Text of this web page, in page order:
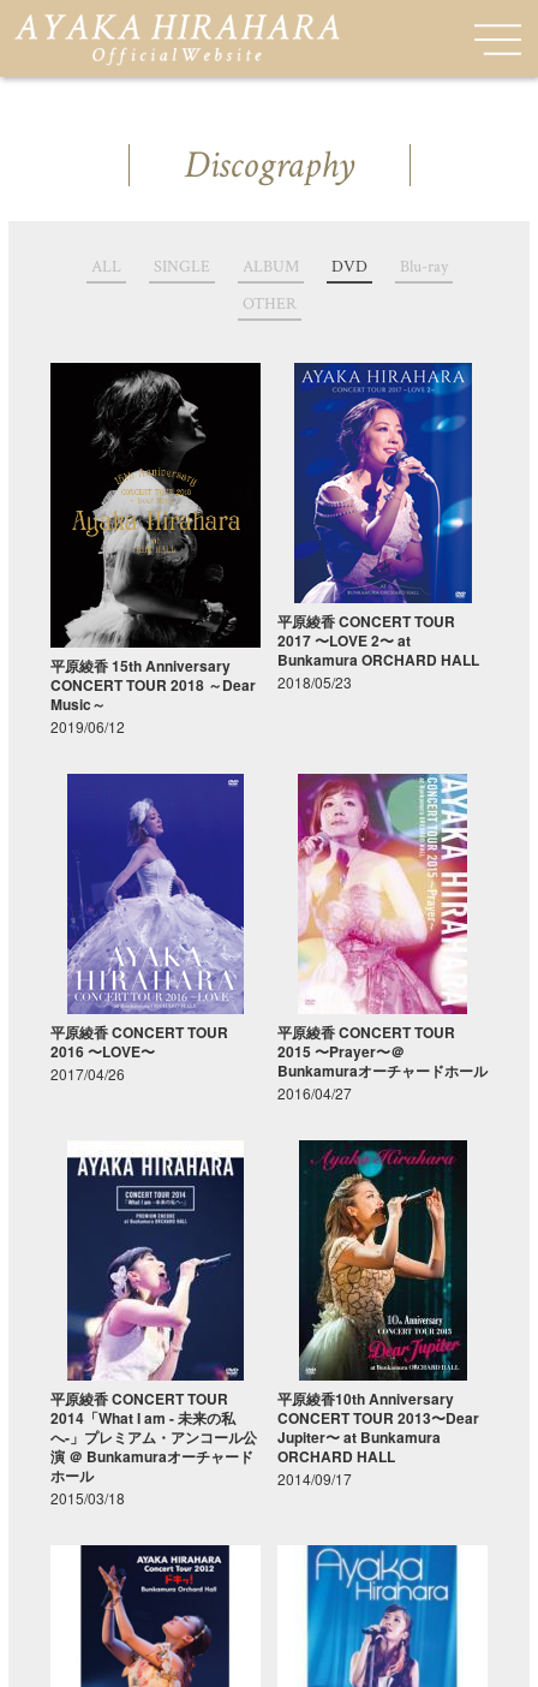
Discography
ALL SINGLE ALBUM DVD
Blu-ray
OTHER
平原綾香 15th Anniversary
CONCERT TOUR 2018 ～Dear
Music～
2019/06/12
平原綾香 CONCERT TOUR
2017 〜LOVE 2〜 at
Bunkamura ORCHARD HALL
2018/05/23
平原綾香 CONCERT TOUR
2016 〜LOVE〜
2017/04/26
平原綾香 CONCERT TOUR
2015 〜Prayer〜＠
Bunkamuraオーチャードホール
2016/04/27
平原綾香 CONCERT TOUR
2014「What I am - 未来の私
へ-」プレミアム・アンコール公
演 ＠ Bunkamuraオーチャード
ホール
2015/03/18
平原綾香10th Anniversary
CONCERT TOUR 2013〜Dear
Jupiter〜 at Bunkamura
ORCHARD HALL
2014/09/17